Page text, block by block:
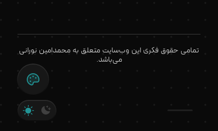
تمامی حقوق فکری این وب‌سایت متعلق به محمدامین نورانی
می‌باشد.